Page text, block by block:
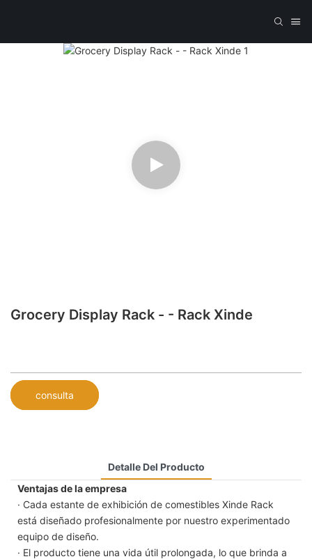
Grocery Display Rack - - Rack Xinde
consulta
Detalle Del Producto
Ventajas de la empresa
· Cada estante de exhibición de comestibles Xinde Rack
está diseñado profesionalmente por nuestro experimentado
equipo de diseño.
· El producto tiene una vida útil prolongada, lo que brinda a